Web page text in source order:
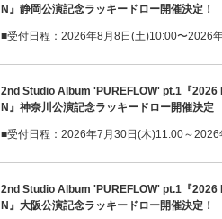
N』静岡公演記念ラッキードロー開催決定！
■受付日程：2026年8月8日(土)10:00〜2026
2nd Studio Album 'PUREFLOW' pt.1『2026
N』神奈川公演記念ラッキードロー開催決定
■受付日程：2026年7月30日(木)11:00～
2nd Studio Album 'PUREFLOW' pt.1『2026
N』大阪公演記念ラッキードロー開催決定！